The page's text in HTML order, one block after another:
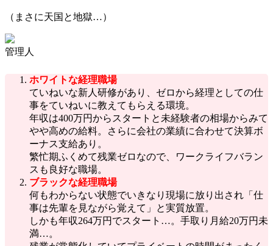
（まさに天国と地獄…）
管理人
ホワイトな経理職場
ていねいな新人研修があり、ゼロから経理としての仕
事をていねいに教えてもらえる環境。
年収は400万円からスタートと未経験者の相場からみて
やや高めの給料。さらに会社の業績に合わせて決算ボ
ーナス支給あり。
繁忙期ふくめて残業ゼロなので、ワークライフバラン
スも良好な職場。
ブラックな経理職場
何もわからない状態でいきなり現場に放り出され「仕
事は先輩を見ながら覚えて」と実質放置。
しかも年収264万円でスタート…。手取り月給20万円未
満…。